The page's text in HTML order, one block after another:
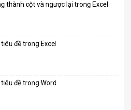
thành cột và ngược lại trong Excel
đề trong Excel
đề trong Word